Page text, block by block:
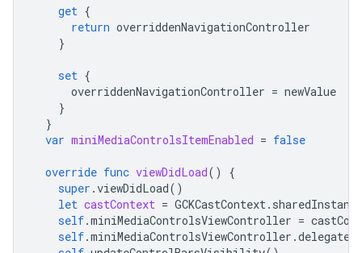
get {
return overriddenNavigationController
}
set {
overriddenNavigationController = newValue
}
}
var miniMediaControlsItemEnabled = false
override func viewDidLoad()
{
super .viewDidLoad()
let castContext = GCKCastContext. sharedInstance
self.miniMediaControlsViewController =
self.miniMediaControlsViewController .delegate